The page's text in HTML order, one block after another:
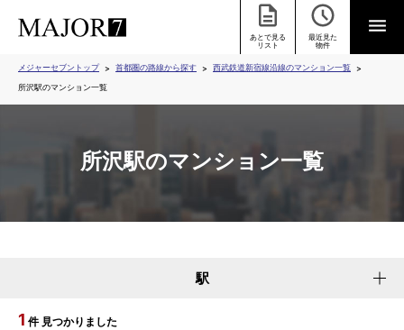
あとで見る
リスト
最近見た
物件
メジャーセブントップ 首都圏の路線から探す
西武鉄道新宿線沿線のマンション一覧
所沢駅のマンション一覧
所沢駅のマンション一覧
駅
1 件 見つかりました